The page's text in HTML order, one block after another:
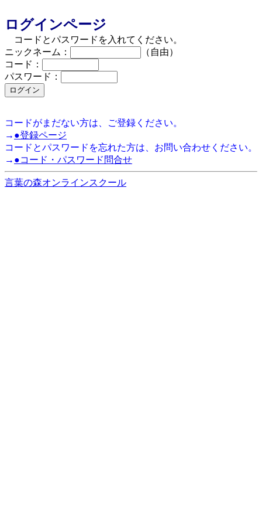
ログインページ
コードとパスワードを入れてください。
ニックネーム：
（自由）
コード：
パスワード：
コードがまだない方は、ご登録ください。
→ ●登録ページ
コードとパスワードを忘れた方は、お問い合わせください。
→ ●コード・パスワード問合せ
言葉の森オンラインスクール